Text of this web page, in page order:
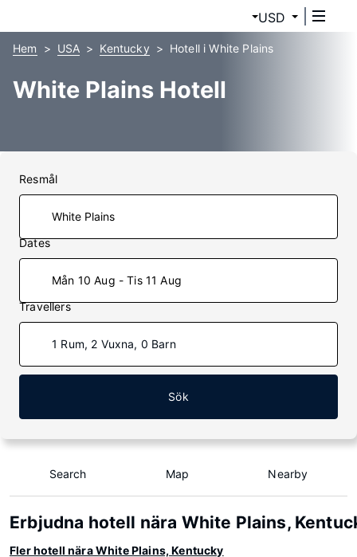
USD
Hem USA Kentucky Hotell i White Plains
White Plains Hotell
Resmål
Dates
Mån 10 Aug - Tis 11 Aug
Travellers
1 Rum, 2 Vuxna, 0 Barn
Sök
Search Map Nearby
Erbjudna hotell nära White Plains,
Fler hotell nära White Plains, Kentucky